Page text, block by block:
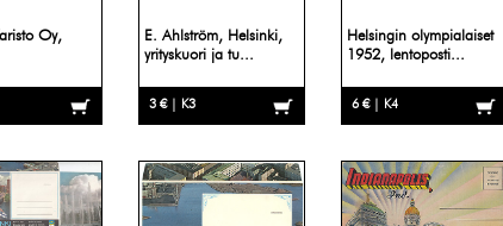
Oy,
E. Ahlström, Helsinki,
yrityskuori ja tu...
3 € | K3
Helsingin olympialaiset
1952, lentoposti...
6 € | K4